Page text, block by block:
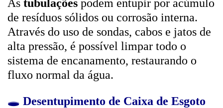
As tubulações podem entupir por acúmulo
de resíduos sólidos ou corrosão interna.
Através do uso de sondas, cabos e jatos de
alta pressão, é possível limpar todo o
sistema de encanamento, restaurando o
fluxo normal da água.
🕳️ Desentupimento de Caixa de Esgoto